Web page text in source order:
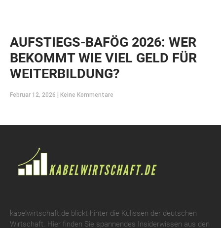
AUFSTIEGS-BAFÖG 2026: WER
BEKOMMT WIE VIEL GELD FÜR
WEITERBILDUNG?
Februar 12, 2026 Keine Kommentare
kabelwirtschaft.de blickt hinter die Kulissen der deutschen
Wirtschaft. Hier finden Sie spannendes Insiderwissen aus den